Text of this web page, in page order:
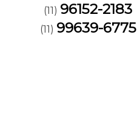
(11) 96152-2183
(11) 99639-6775